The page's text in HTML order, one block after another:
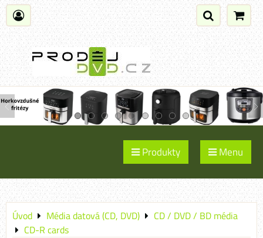
Produkty Menu
Úvod Média datová (CD, DVD)
CD / DVD / BD média
CD-R cards